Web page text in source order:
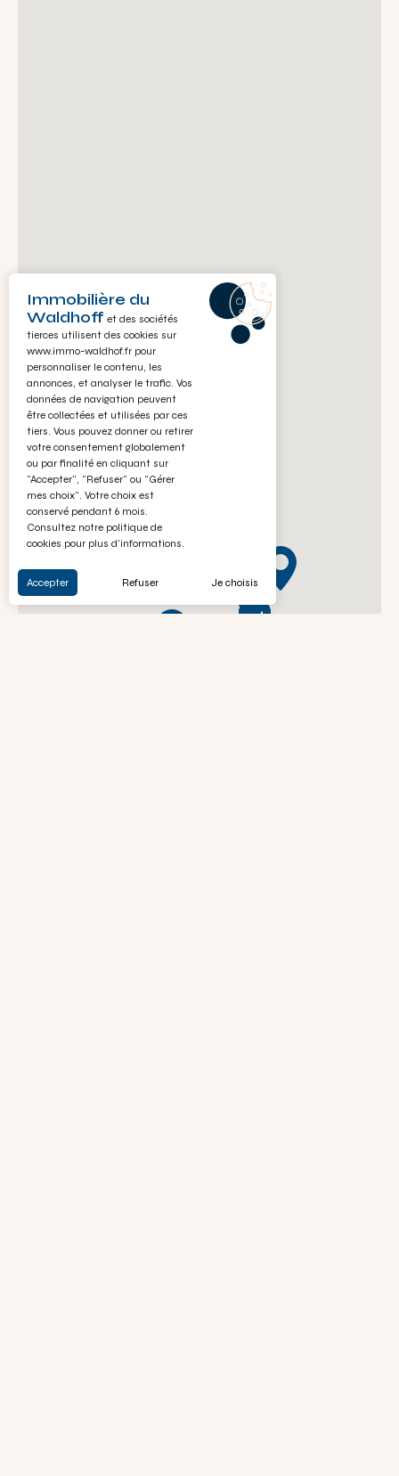
Immobilière du
Waldhoff et des sociétés
tierces utilisent des cookies sur
www.immo-waldhof.fr pour
personnaliser le contenu, les
annonces, et analyser le trafic. Vos
données de navigation peuvent
être collectées et utilisées par ces
tiers. Vous pouvez donner ou retirer
votre consentement globalement
ou par finalité en cliquant sur
"Accepter", "Refuser" ou "Gérer
mes choix". Votre choix est
conservé pendant 6 mois.
Consultez notre politique de
cookies pour plus d'informations.
Accepter Refuser Je choisis